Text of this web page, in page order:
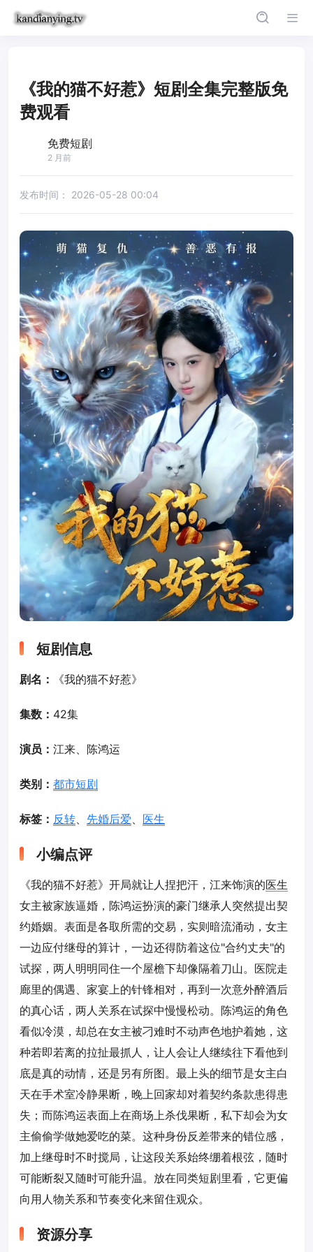
《我的猫不好惹》短剧全集完整版免
费观看
免费短剧
2 月前
发布时间： 2026-05-28 00:04
短剧信息
剧名： 《我的猫不好惹》
集数： 42集
演员： 江来、陈鸿运
类别： 都市短剧
标签： 反转、 先婚后爱、 医生
小编点评
《我的猫不好惹》开局就让人捏把汗，江来饰演的医生
女主被家族逼婚，陈鸿运扮演的豪门继承人突然提出契
约婚姻。表面是各取所需的交易，实则暗流涌动，女主
一边应付继母的算计，一边还得防着这位"合约丈夫"的
试探，两人明明同住一个屋檐下却像隔着刀山。医院走
廊里的偶遇、家宴上的针锋相对，再到一次意外醉酒后
的真心话，两人关系在试探中慢慢松动。陈鸿运的角色
看似冷漠，却总在女主被刁难时不动声色地护着她，这
种若即若离的拉扯最抓人，让人会让人继续往下看他到
底是真的动情，还是另有所图。最上头的细节是女主白
天在手术室冷静果断，晚上回家却对着契约条款患得患
失；而陈鸿运表面上在商场上杀伐果断，私下却会为女
主偷偷学做她爱吃的菜。这种身份反差带来的错位感，
加上继母时不时搅局，让这段关系始终绷着根弦，随时
可能断裂又随时可能升温。放在同类短剧里看，它更偏
向用人物关系和节奏变化来留住观众。
资源分享